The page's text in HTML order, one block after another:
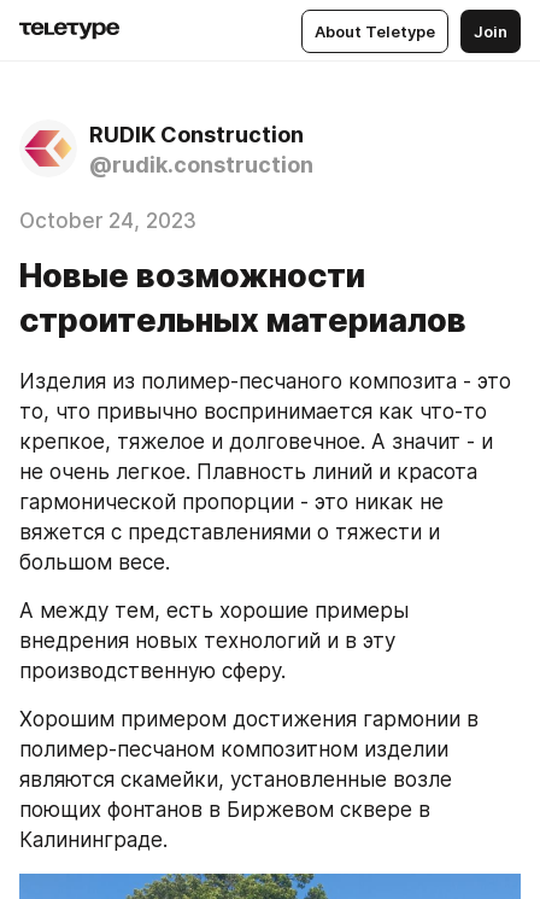
About Teletype Join
RUDIK Construction
@rudik.construction
October 24, 2023
Новые возможности
строительных материалов
Изделия из полимер-песчаного композита - это
то, что привычно воспринимается как что-то
крепкое, тяжелое и долговечное. А значит - и
не очень легкое. Плавность линий и красота
гармонической пропорции - это никак не
вяжется с представлениями о тяжести и
большом весе.
А между тем, есть хорошие примеры
внедрения новых технологий и в эту
производственную сферу.
Хорошим примером достижения гармонии в
полимер-песчаном композитном изделии
являются скамейки, установленные возле
поющих фонтанов в Биржевом сквере в
Калининграде.